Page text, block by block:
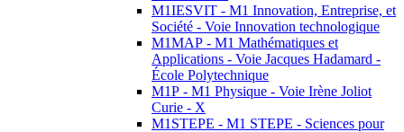
M1IESVIT - M1 Innovation, Entreprise, et
Société - Voie Innovation technologique
M1MAP - M1 Mathématiques et
Applications - Voie Jacques Hadamard -
École Polytechnique
M1P - M1 Physique - Voie Irène Joliot
Curie - X
M1STEPE - M1 STEPE - Sciences pour